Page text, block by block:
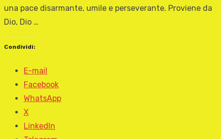
una pace disarmante, umile e perseverante. Proviene da
Dio, Dio …
Condividi:
E-mail
Facebook
WhatsApp
X
LinkedIn